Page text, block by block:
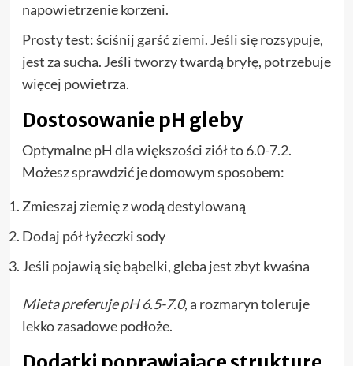
napowietrzenie korzeni.
Prosty test: ściśnij garść ziemi. Jeśli się rozsypuje,
jest za sucha. Jeśli tworzy twardą bryłę, potrzebuje
więcej powietrza.
Dostosowanie pH gleby
Optymalne pH dla większości ziół to 6.0-7.2.
Możesz sprawdzić je domowym sposobem:
Zmieszaj ziemię z wodą destylowaną
Dodaj pół łyżeczki sody
Jeśli pojawią się bąbelki, gleba jest zbyt kwaśna
Mieta preferuje pH 6.5-7.0, a rozmaryn toleruje
lekko zasadowe podłoże.